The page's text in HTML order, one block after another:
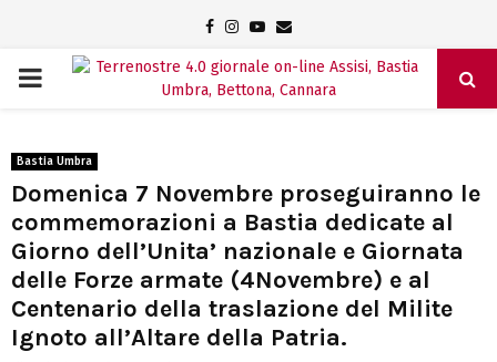
Facebook
Instagram
Youtube
Email
PRIMARY
Bastia Umbra
Domenica 7 Novembre proseguiranno le
commemorazioni a Bastia dedicate al
Giorno dell’Unita’ nazionale e Giornata
delle Forze armate (4Novembre) e al
Centenario della traslazione del Milite
Ignoto all’Altare della Patria.